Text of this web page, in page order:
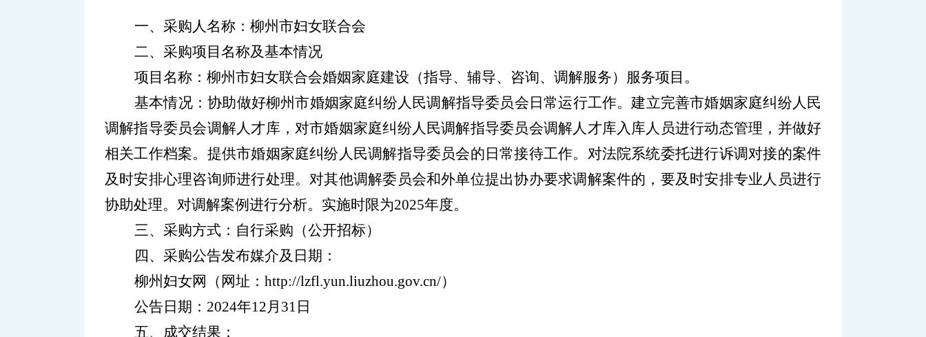
一、采购人名称： 柳州市妇女联合会
二、采购项目名称及基本情况
项目名称： 柳州市妇女联合会婚姻家庭建设（指导、辅导、咨询、调解服务）服务项目。
基本情况：协助做好柳州市婚姻家庭纠纷人民调解指导委员会日常运行工作。建立完善市婚姻家庭纠纷人民
调解指导委员会调解人才库，对市婚姻家庭纠纷人民调解指导委员会调解人才库入库人员进行动态管理，并做好
相关工作档案。提供市婚姻家庭纠纷人民调解指导委员会的日常接待工作。对法院系统委托进行诉调对接的案件
及时安排心理咨询师进行处理。对其他调解委员会和外单位提出协办要求调解案件的，要及时安排专业人员进行
协助处理。对调解案例进行分析。实施时限为2025年度。
三、采购方式： 自行采购 （公开招标）
四、采购公告发布媒介及日期：
柳州妇女网（网址： http://lzfl.yun.liuzhou.gov.cn/）
公告日期： 2024年12月 31 日
五、成交结果：